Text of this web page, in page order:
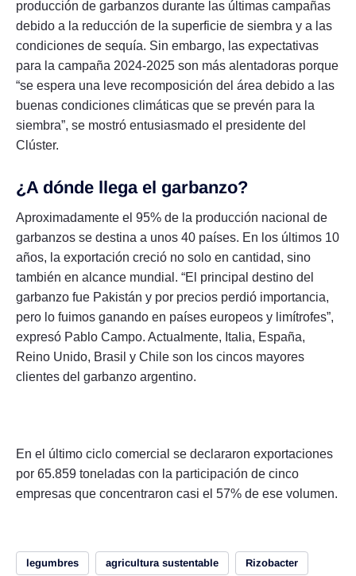
producción de garbanzos durante las últimas campañas
debido a la reducción de la superficie de siembra y a las
condiciones de sequía. Sin embargo, las expectativas
para la campaña 2024-2025 son más alentadoras porque
“se espera una leve recomposición del área debido a las
buenas condiciones climáticas que se prevén para la
siembra”, se mostró entusiasmado el presidente del
Clúster.
¿A dónde llega el garbanzo?
Aproximadamente el 95% de la producción nacional de
garbanzos se destina a unos 40 países. En los últimos 10
años, la exportación creció no solo en cantidad, sino
también en alcance mundial. “El principal destino del
garbanzo fue Pakistán y por precios perdió importancia,
pero lo fuimos ganando en países europeos y limítrofes”,
expresó Pablo Campo. Actualmente, Italia, España,
Reino Unido, Brasil y Chile son los cincos mayores
clientes del garbanzo argentino.
En el último ciclo comercial se declararon exportaciones
por 65.859 toneladas con la participación de cinco
empresas que concentraron casi el 57% de ese volumen.
legumbres agricultura sustentable Rizobacter